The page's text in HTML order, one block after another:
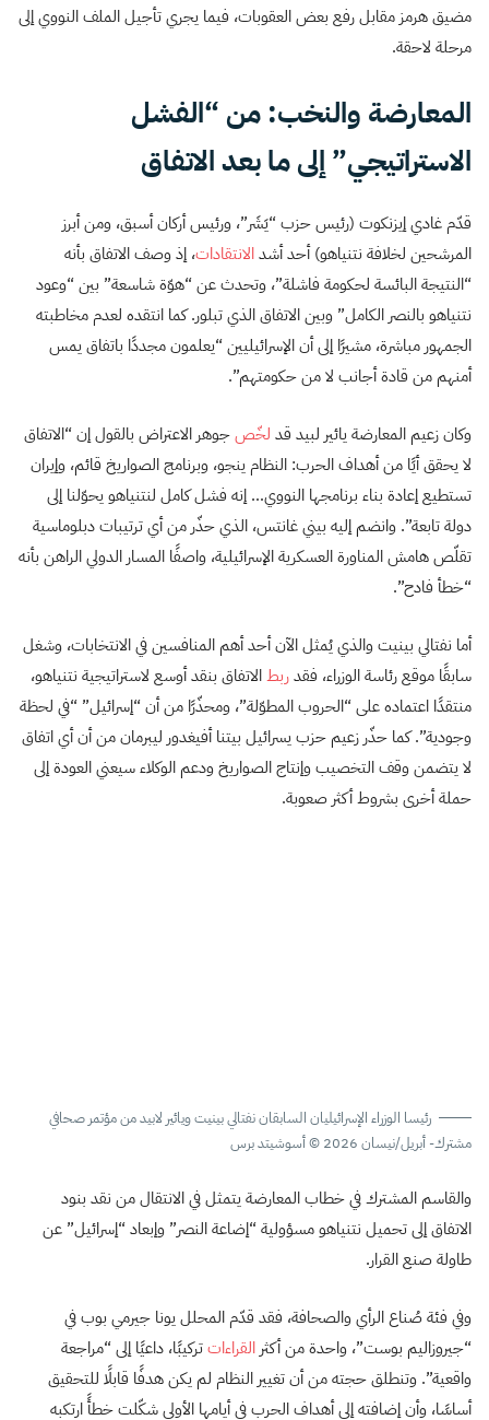
مضيق هرمز مقابل رفع بعض العقوبات، فيما يجري تأجيل الملف النووي إلى
مرحلة لاحقة.
المعارضة والنخب: من “الفشل
الاستراتيجي” إلى ما بعد الاتفاق
قدّم غادي إيزنكوت (رئيس حزب “يَشَر”، ورئيس أركان أسبق، ومن أبرز
المرشحين لخلافة نتنياهو) أحد أشدالانتقادات، إذ وصف الاتفاق بأنه
“النتيجة البائسة لحكومة فاشلة”، وتحدث عن “هوّة شاسعة” بين “وعود
نتنياهو بالنصر الكامل” وبين الاتفاق الذي تبلور. كما انتقده لعدم مخاطبته
الجمهور مباشرة، مشيرًا إلى أن الإسرائيليين “يعلمون مجددًا باتفاق يمس
أمنهم من قادة أجانب لا من حكومتهم”.
وكان زعيم المعارضة يائير لبيد قد لخّصجوهر الاعتراض بالقول إن “الاتفاق
لا يحقق أيًا من أهداف الحرب: النظام ينجو، وبرنامج الصواريخ قائم، وإيران
تستطيع إعادة بناء برنامجها النووي… إنه فشل كامل لنتنياهو يحوّلنا إلى
دولة تابعة”. وانضم إليه بيني غانتس، الذي حذّر من أي ترتيبات دبلوماسية
تقلّص هامش المناورة العسكرية الإسرائيلية، واصفًا المسار الدولي الراهن بأنه
“خطأ فادح”.
أما نفتالي بينيت والذي يُمثل الآن أحد أهم المنافسين في الانتخابات، وشغل
سابقًا موقع رئاسة الوزراء، فقدربطالاتفاق بنقد أوسع لاستراتيجية نتنياهو،
منتقدًا اعتماده على “الحروب المطوّلة”، ومحذّرًا من أن “إسرائيل” “في لحظة
وجودية”. كما حذّر زعيم حزب يسرائيل بيتنا أفيغدور ليبرمان من أن أي اتفاق
لا يتضمن وقف التخصيب وإنتاج الصواريخ ودعم الوكلاء سيعني العودة إلى
حملة أخرى بشروط أكثر صعوبة.
رئيسا الوزراء الإسرائيليان السابقان نفتالي بينيت ويائير لابيد من مؤتمر صحافي
مشترك- أبريل/نيسان 2026 © أسوشيتد برس
والقاسم المشترك في خطاب المعارضة يتمثل في الانتقال من نقد بنود
الاتفاق إلى تحميل نتنياهو مسؤولية “إضاعة النصر” وإبعاد “إسرائيل” عن
طاولة صنع القرار.
وفي فئة صُناع الرأي والصحافة، فقد قدّم المحلل يونا جيرمي بوب في
“جيروزاليم بوست”، واحدة من أكثر القراءاتتركيبًا، داعيًا إلى “مراجعة
واقعية”. وتنطلق حجته من أن تغيير النظام لم يكن هدفًا قابلًا للتحقيق
أساسًا، وأن إضافته إلى أهداف الحرب في أيامها الأولى شكّلت خطأً ارتكبه